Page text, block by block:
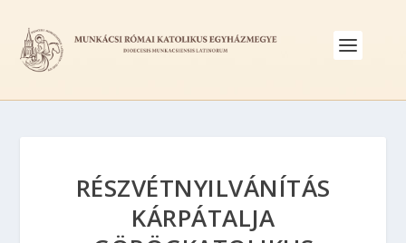
RÉSZVÉTNYILVÁNÍTÁS
KÁRPÁTALJA